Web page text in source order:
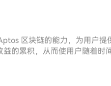
区块链的能力，为用户提
的累积，从而使用户随着时